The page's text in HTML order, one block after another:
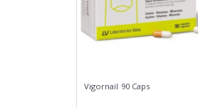
Vigornail 90 Caps